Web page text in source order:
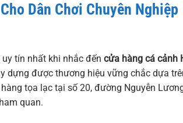
Dân Chơi Chuyên Nghiệp
tín nhất khi nhắc đến cửa hàng cá cảnh
dựng được thương hiệu vững chắc dựa
tọa lạc tại số 20, đường Nguyễn
quan.